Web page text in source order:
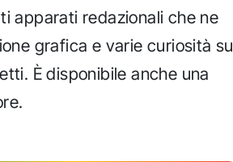
apparati redazionali che ne
grafica e varie curiosità su
È disponibile anche una